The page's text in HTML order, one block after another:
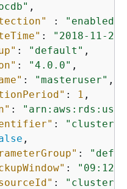
,
: "enabled"
:
"2018-11-
: "default" ,
: "4.0.0" ,
: "masteruser" ,
: 1 ,
:
"arn:aws:rds:us-
:
"cluster-
,
:
:
"09:12-
: "cluster-